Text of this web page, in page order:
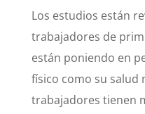
Los estudios están
trabajadores de
están poniendo en
físico como su salud
trabajadores tienen